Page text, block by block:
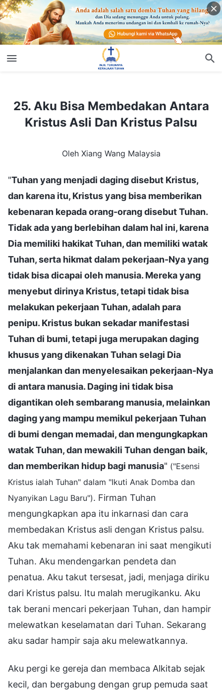
25. Aku Bisa Membedakan Antara
Kristus Asli Dan Kristus Palsu
Oleh Xiang Wang Malaysia
"Tuhan yang menjadi daging disebut Kristus,
dan karena itu, Kristus yang bisa memberikan
kebenaran kepada orang-orang disebut Tuhan.
Tidak ada yang berlebihan dalam hal ini, karena
Dia memiliki hakikat Tuhan, dan memiliki watak
Tuhan, serta hikmat dalam pekerjaan-Nya yang
tidak bisa dicapai oleh manusia. Mereka yang
menyebut dirinya Kristus, tetapi tidak bisa
melakukan pekerjaan Tuhan, adalah para
penipu. Kristus bukan sekadar manifestasi
Tuhan di bumi, tetapi juga merupakan daging
khusus yang dikenakan Tuhan selagi Dia
menjalankan dan menyelesaikan pekerjaan-Nya
di antara manusia. Daging ini tidak bisa
digantikan oleh sembarang manusia, melainkan
daging yang mampu memikul pekerjaan Tuhan
di bumi dengan memadai, dan mengungkapkan
watak Tuhan, dan mewakili Tuhan dengan baik,
dan memberikan hidup bagi manusia" ("Esensi
Kristus ialah Tuhan" dalam "Ikuti Anak Domba dan
Nyanyikan Lagu Baru"). Firman Tuhan
mengungkapkan apa itu inkarnasi dan cara
membedakan Kristus asli dengan Kristus palsu.
Aku tak memahami kebenaran ini saat mengikuti
Tuhan. Aku mendengarkan pendeta dan
penatua. Aku takut tersesat, jadi, menjaga diriku
dari Kristus palsu. Itu malah merugikanku. Aku
tak berani mencari pekerjaan Tuhan, dan hampir
melewatkan keselamatan dari Tuhan. Sekarang
aku sadar hampir saja aku melewatkannya.
Aku pergi ke gereja dan membaca Alkitab sejak
kecil, dan bergabung dengan grup pemuda saat